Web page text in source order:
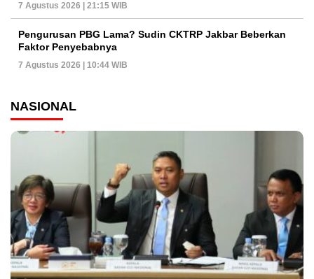
7 Agustus 2026 | 21:15 WIB
Pengurusan PBG Lama? Sudin CKTRP Jakbar Beberkan
Faktor Penyebabnya
7 Agustus 2026 | 10:44 WIB
NASIONAL